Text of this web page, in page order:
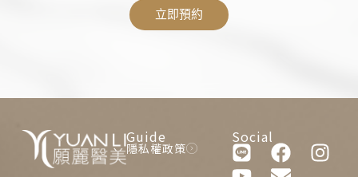
立即預約
Guide
隱私權政策
Social